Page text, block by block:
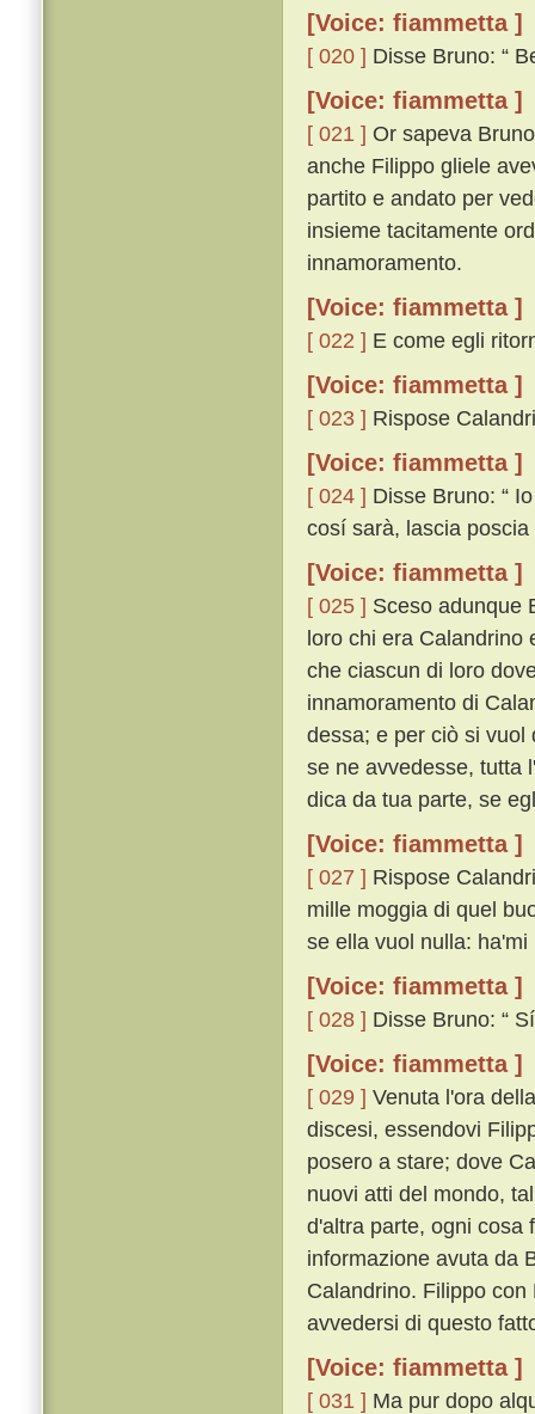
[Voice: fiammetta ]
[ 020 ] Disse Bruno: “
[Voice: fiammetta ]
[ 021 ] Or sapeva
anche Filippo gliele
partito e andato per
insieme tacitamente
innamoramento.
[Voice: fiammetta ]
[ 022 ] E come egli
[Voice: fiammetta ]
[ 023 ] Rispose
[Voice: fiammetta ]
[ 024 ] Disse Bruno: “
cosí sarà, lascia poscia
[Voice: fiammetta ]
[ 025 ] Sceso adunque
loro chi era Calandrino
che ciascun di loro
innamoramento di
dessa; e per ciò si vuol
se ne avvedesse, tutta
dica da tua parte, se
[Voice: fiammetta ]
[ 027 ] Rispose
mille moggia di quel
se ella vuol nulla: ha'mi
[Voice: fiammetta ]
[ 028 ] Disse Bruno: “
[Voice: fiammetta ]
[ 029 ] Venuta l'ora
discesi, essendovi
posero a stare; dove
nuovi atti del mondo,
d'altra parte, ogni cosa
informazione avuta da
Calandrino. Filippo
avvedersi di questo
[Voice: fiammetta ]
[ 031 ] Ma pur dopo